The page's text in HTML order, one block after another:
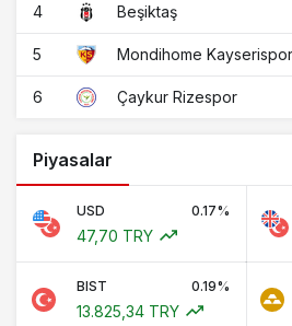
4 Beşiktaş
5 Mondihome Kayserispor
6 Çaykur Rizespor
Piyasalar
USD 0.17%
47,70 TRY
BIST 0.19%
13.825,34 TRY